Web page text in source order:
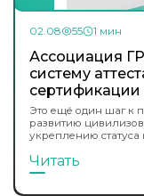
02.08 55 1 мин
Ассоциация
систему
Это ещё один шаг к
развитию
укреплению
Читать